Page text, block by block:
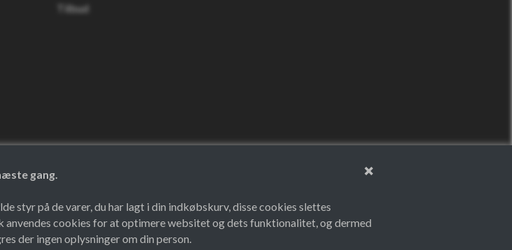
gang.
styr på de varer, du har lagt i din indkøbskurv, disse cookies slettes
anvendes cookies for at optimere websitet og dets funktionalitet, og dermed
der ingen oplysninger om din person.
Tilbud